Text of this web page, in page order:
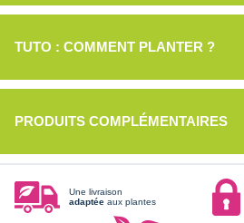
TUTO : COMMENT PLANTER ?
PRODUITS COMPLÉMENTAIRES
Une livraison
adaptée aux plantes